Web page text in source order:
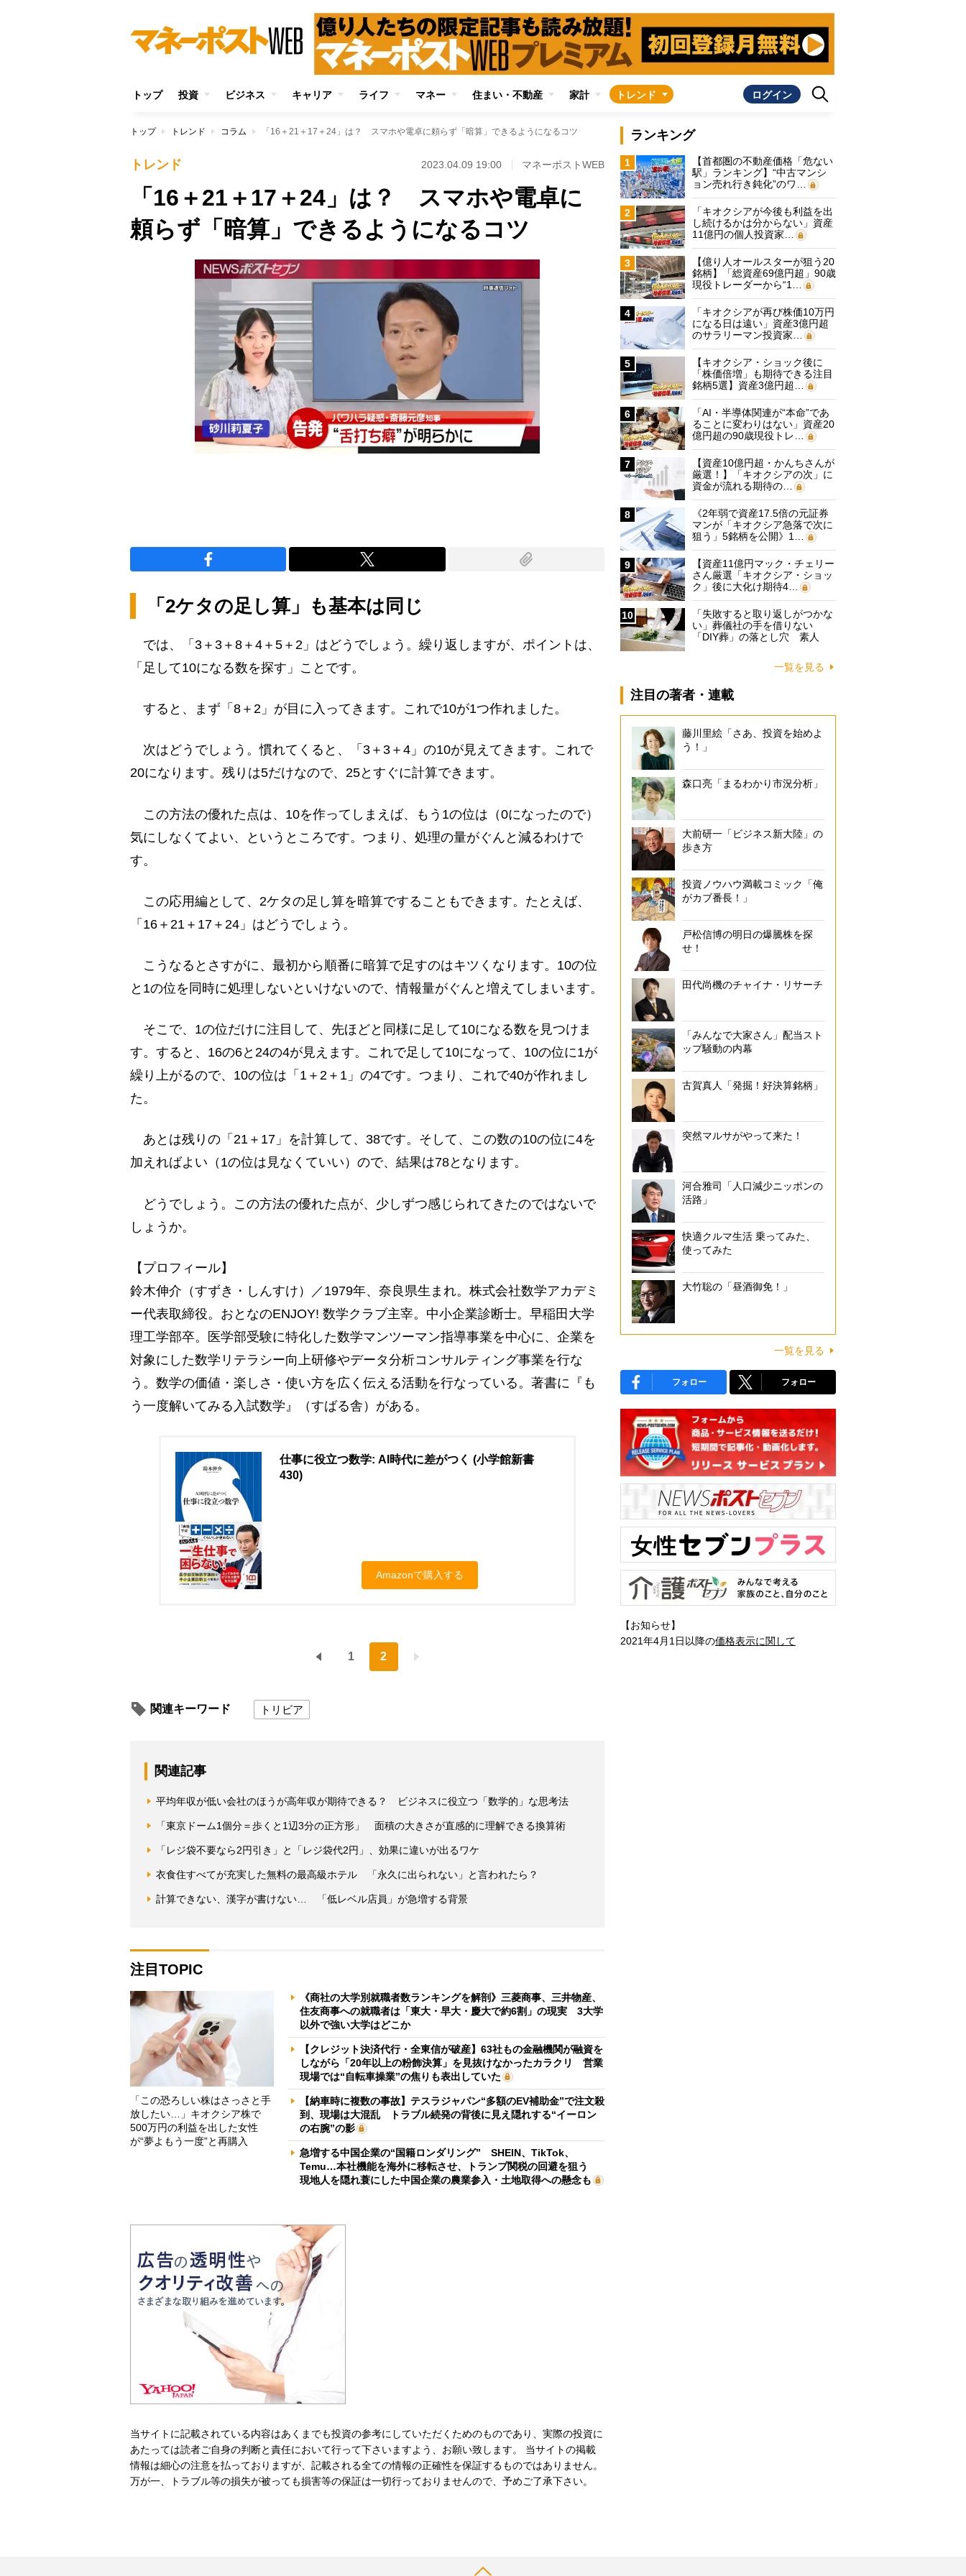
トップ 投資 ビジネス キャリア ライフ マネー 住まい・不動産 家計 トレンド ログイン
トップ トレンド コラム 「16＋21＋17＋24」は？ スマホや電卓に頼らず「暗算」できるようになるコツ
トレンド 2023.04.09 19:00 マネーポストWEB
「16＋21＋17＋24」は？ スマホや電卓に
頼らず「暗算」できるようになるコツ
「2ケタの足し算」も基本は同じ
では、「3＋3＋8＋4＋5＋2」はどうでしょう。繰り返しますが、ポイントは、
「足して10になる数を探す」ことです。
すると、まず「8＋2」が目に入ってきます。これで10が1つ作れました。
次はどうでしょう。慣れてくると、「3＋3＋4」の10が見えてきます。これで
20になります。残りは5だけなので、25とすぐに計算できます。
この方法の優れた点は、10を作ってしまえば、もう1の位は（0になったので）
気にしなくてよい、というところです。つまり、処理の量がぐんと減るわけで
す。
この応用編として、2ケタの足し算を暗算ですることもできます。たとえば、
「16＋21＋17＋24」はどうでしょう。
こうなるとさすがに、最初から順番に暗算で足すのはキツくなります。10の位
と1の位を同時に処理しないといけないので、情報量がぐんと増えてしまいます。
そこで、1の位だけに注目して、先ほどと同様に足して10になる数を見つけま
す。すると、16の6と24の4が見えます。これで足して10になって、10の位に1が
繰り上がるので、10の位は「1＋2＋1」の4です。つまり、これで40が作れまし
た。
あとは残りの「21＋17」を計算して、38です。そして、この数の10の位に4を
加えればよい（1の位は見なくていい）ので、結果は78となります。
どうでしょう。この方法の優れた点が、少しずつ感じられてきたのではないで
しょうか。
【プロフィール】
鈴木伸介（すずき・しんすけ）／1979年、奈良県生まれ。株式会社数学アカデミ
ー代表取締役。おとなのENJOY! 数学クラブ主宰。中小企業診断士。早稲田大学
理工学部卒。医学部受験に特化した数学マンツーマン指導事業を中心に、企業を
対象にした数学リテラシー向上研修やデータ分析コンサルティング事業を行な
う。数学の価値・楽しさ・使い方を広く伝える活動を行なっている。著書に『も
う一度解いてみる入試数学』（すばる舎）がある。
仕事に役立つ数学: AI時代に差がつく (小学館新書
430)
Amazonで購入する
1 2
関連キーワード トリビア
関連記事
平均年収が低い会社のほうが高年収が期待できる？ ビジネスに役立つ「数学的」な思考法
「東京ドーム1個分＝歩くと1辺3分の正方形」 面積の大きさが直感的に理解できる換算術
「レジ袋不要なら2円引き」と「レジ袋代2円」、効果に違いが出るワケ
衣食住すべてが充実した無料の最高級ホテル 「永久に出られない」と言われたら？
計算できない、漢字が書けない… 「低レベル店員」が急増する背景
注目TOPIC
「この恐ろしい株はさっさと手
放したい…」キオクシア株で
500万円の利益を出した女性
が“夢よもう一度”と再購入
《商社の大学別就職者数ランキングを解剖》三菱商事、三井物産、
住友商事への就職者は「東大・早大・慶大で約6割」の現実 3大学
以外で強い大学はどこか
【クレジット決済代行・全東信が破産】63社もの金融機関が融資を
しながら「20年以上の粉飾決算」を見抜けなかったカラクリ 営業
現場では“自転車操業”の焦りも表出していた
【納車時に複数の事故】テスラジャパン“多額のEV補助金”で注文殺
到、現場は大混乱 トラブル続発の背後に見え隠れする“イーロン
の右腕”の影
急増する中国企業の“国籍ロンダリング” SHEIN、TikTok、
Temu…本社機能を海外に移転させ、トランプ関税の回避を狙う
現地人を隠れ蓑にした中国企業の農業参入・土地取得への懸念も
当サイトに記載されている内容はあくまでも投資の参考にしていただくためのものであり、実際の投資に
あたっては読者ご自身の判断と責任において行って下さいますよう、お願い致します。 当サイトの掲載
情報は細心の注意を払っておりますが、記載される全ての情報の正確性を保証するものではありません。
万が一、トラブル等の損失が被っても損害等の保証は一切行っておりませんので、予めご了承下さい。
ランキング
1
【首都圏の不動産価格「危ない
駅」ランキング】“中古マンシ
ョン売れ行き鈍化”のワ…
2
「キオクシアが今後も利益を出
し続けるかは分からない」資産
11億円の個人投資家…
3
【億り人オールスターが狙う20
銘柄】「総資産69億円超」90歳
現役トレーダーから“1…
4
「キオクシアが再び株価10万円
になる日は遠い」資産3億円超
のサラリーマン投資家…
5
【キオクシア・ショック後に
「株価倍増」も期待できる注目
銘柄5選】資産3億円超…
6
「AI・半導体関連が“本命”であ
ることに変わりはない」資産20
億円超の90歳現役トレ…
7
【資産10億円超・かんちさんが
厳選！】「キオクシアの次」に
資金が流れる期待の…
8
《2年弱で資産17.5倍の元証券
マンが「キオクシア急落で次に
狙う」5銘柄を公開》1…
9
【資産11億円マック・チェリー
さん厳選「キオクシア・ショッ
ク」後に大化け期待4…
10
「失敗すると取り返しがつかな
い」葬儀社の手を借りない
「DIY葬」の落とし穴 素人
一覧を見る
注目の著者・連載
藤川里絵「さあ、投資を始めよ
う！」
森口亮「まるわかり市況分析」
大前研一「ビジネス新大陸」の
歩き方
投資ノウハウ満載コミック「俺
がカブ番長！」
戸松信博の明日の爆騰株を探
せ！
田代尚機のチャイナ・リサーチ
「みんなで大家さん」配当スト
ップ騒動の内幕
古賀真人「発掘！好決算銘柄」
突然マルサがやって来た！
河合雅司「人口減少ニッポンの
活路」
快適クルマ生活 乗ってみた、
使ってみた
大竹聡の「昼酒御免！」
一覧を見る
フォロー フォロー
【お知らせ】
2021年4月1日以降の価格表示に関して